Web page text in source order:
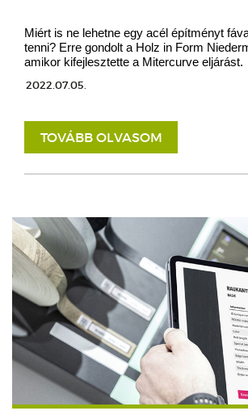
Miért is ne lehetne egy acél építményt
tenni? Erre gondolt a Holz in Form
amikor kifejlesztette a Mitercurve eljárást.
2022.07.05.
TOVÁBB OLVASOM